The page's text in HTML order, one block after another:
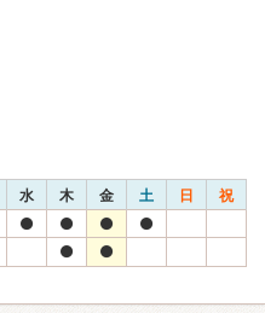
水 木 金 土 日 祝